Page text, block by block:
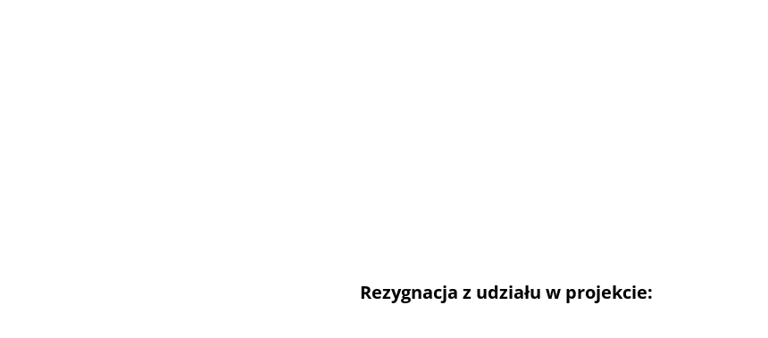
Rezygnacja z udziału w projekcie: